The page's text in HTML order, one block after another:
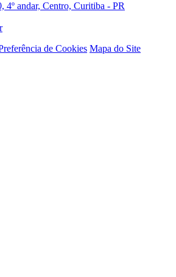
4º andar, Centro, Curitiba - PR
de Cookies Mapa do Site